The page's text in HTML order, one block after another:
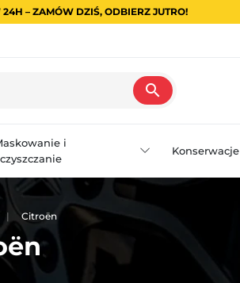
– ZAMÓW DZIŚ, ODBIERZ JUTRO!
search
i
Konserwacje
Citroën